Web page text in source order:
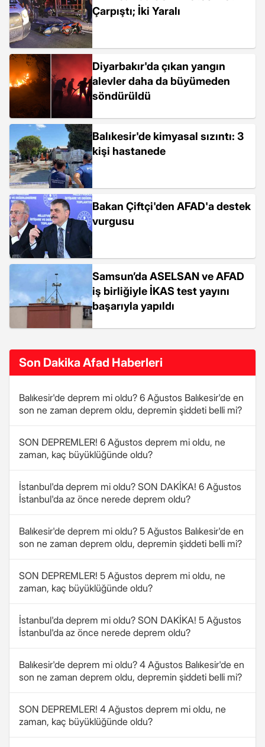
Çarpıştı; İki Yaralı
Diyarbakır'da çıkan yangın
alevler daha da büyümeden
söndürüldü
Balıkesir'de kimyasal sızıntı: 3
kişi hastanede
Bakan Çiftçi'den AFAD'a destek
vurgusu
Samsun’da ASELSAN ve AFAD
iş birliğiyle İKAS test yayını
başarıyla yapıldı
Son Dakika Afad Haberleri
Balıkesir'de deprem mi oldu? 6 Ağustos Balıkesir'de en
son ne zaman deprem oldu, depremin şiddeti belli mi?
SON DEPREMLER! 6 Ağustos deprem mi oldu, ne
zaman, kaç büyüklüğünde oldu?
İstanbul'da deprem mi oldu? SON DAKİKA! 6 Ağustos
İstanbul'da az önce nerede deprem oldu?
Balıkesir'de deprem mi oldu? 5 Ağustos Balıkesir'de en
son ne zaman deprem oldu, depremin şiddeti belli mi?
SON DEPREMLER! 5 Ağustos deprem mi oldu, ne
zaman, kaç büyüklüğünde oldu?
İstanbul'da deprem mi oldu? SON DAKİKA! 5 Ağustos
İstanbul'da az önce nerede deprem oldu?
Balıkesir'de deprem mi oldu? 4 Ağustos Balıkesir'de en
son ne zaman deprem oldu, depremin şiddeti belli mi?
SON DEPREMLER! 4 Ağustos deprem mi oldu, ne
zaman, kaç büyüklüğünde oldu?